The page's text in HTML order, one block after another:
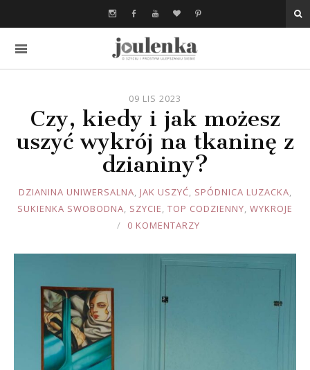
09 LIS 2023
Czy, kiedy i jak możesz
uszyć wykrój na tkaninę z
dzianiny?
JOULE
DZIANINA UNIWERSALNA, JAK USZYĆ, SPÓDNICA LUZACKA,
SUKIENKA SWOBODNA, SZYCIE, TOP CODZIENNY, WYKROJE
0 KOMENTARZY